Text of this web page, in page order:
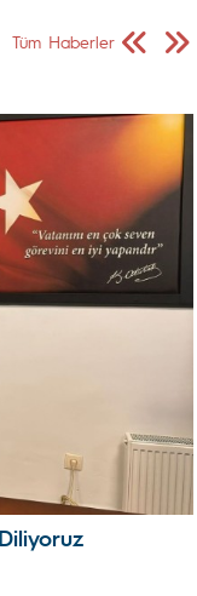
Tüm Haberler
Önceki